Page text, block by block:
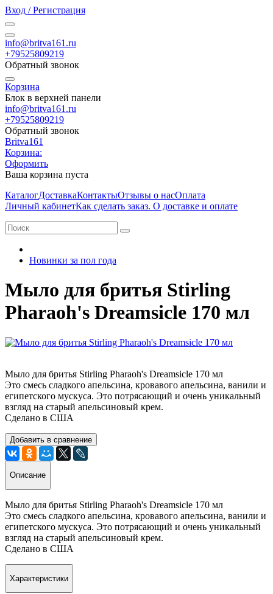
Вход / Регистрация
info@britva161.ru
+79525809219
Обратный звонок
Корзина
Блок в верхней панели
info@britva161.ru
+79525809219
Обратный звонок
Britva161
Корзина:
Оформить
Ваша корзина пуста
КаталогДоставкаКонтактыОтзывы о насОплата
Личный кабинетКак сделать заказ. О доставке и оплате
Новинки за пол года
Мыло для бритья Stirling
Pharaoh's Dreamsicle 170 мл
Мыло для бритья Stirling Pharaoh's Dreamsicle 170 мл
Это смесь сладкого апельсина, кровавого апельсина, ванили и
египетского мускуса. Это потрясающий и очень уникальный
взгляд на старый апельсиновый крем.
Сделано в США
Добавить в сравнение
Описание
Мыло для бритья Stirling Pharaoh's Dreamsicle 170 мл
Это смесь сладкого апельсина, кровавого апельсина, ванили и
египетского мускуса. Это потрясающий и очень уникальный
взгляд на старый апельсиновый крем.
Сделано в США
Характеристики